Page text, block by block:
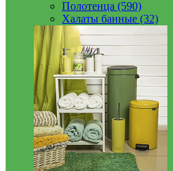
Полотенца (590)
Халаты банные (32)